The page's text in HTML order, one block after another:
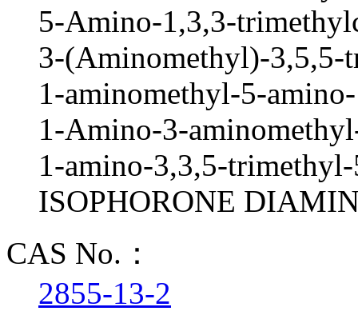
5-Amino-1,3,3-
3-(Aminomethyl)-3,5,5-
1-aminomethyl-5-
1-Amino-3-
1-amino-3,3,5-
ISOPHORONE
CAS No.：
2855-13-2